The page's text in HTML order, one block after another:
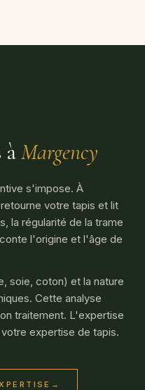
àMargency
s'impose. À
votre tapis et lit
la régularité de la trame
l'origine et l'âge de
soie, coton) et la nature
Cette analyse
traitement. L'expertise
expertise de tapis.
→